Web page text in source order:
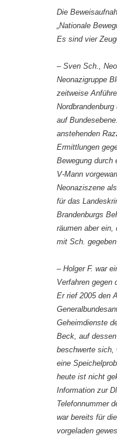
Die
„Nationale
Es sind vier
– Sven Sch.,
Neonazigruppe
zeitweise
auf
anstehenden
Ermittlungen
Bewegung durch
V-Mann
Neonaziszene
für das
Brandenburgs
räumen aber
mit Sch. gegeben
– Holger F. war
Verfahren gegen
Er rief 2005 den
Geheimdienste
Beck, auf
beschwerte sich,
eine
heute ist nicht
Information zur
Telefonnummer
war bereits für
vorgeladen